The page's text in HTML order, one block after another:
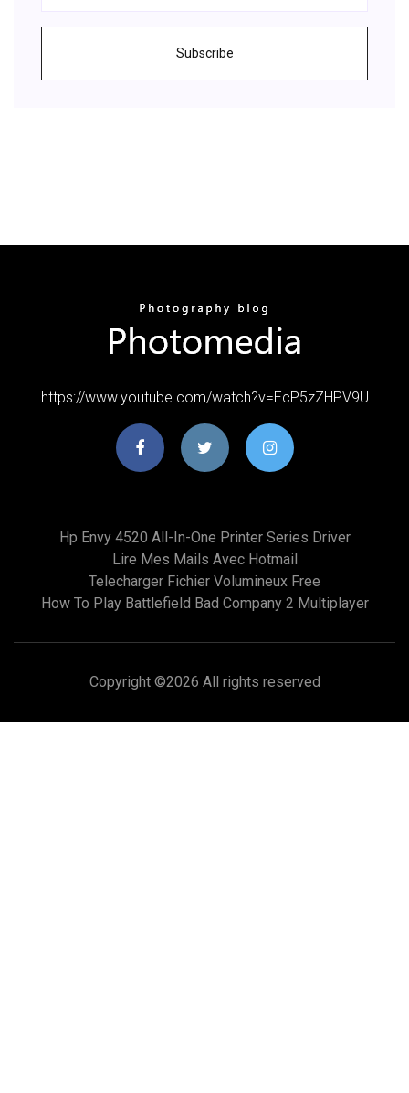
Subscribe
https://www.youtube.com/watch?v=EcP5zZHPV9U
Hp Envy 4520 All-In-One Printer Series Driver
Lire Mes Mails Avec Hotmail
Telecharger Fichier Volumineux Free
How To Play Battlefield Bad Company 2 Multiplayer
Copyright ©2026 All rights reserved